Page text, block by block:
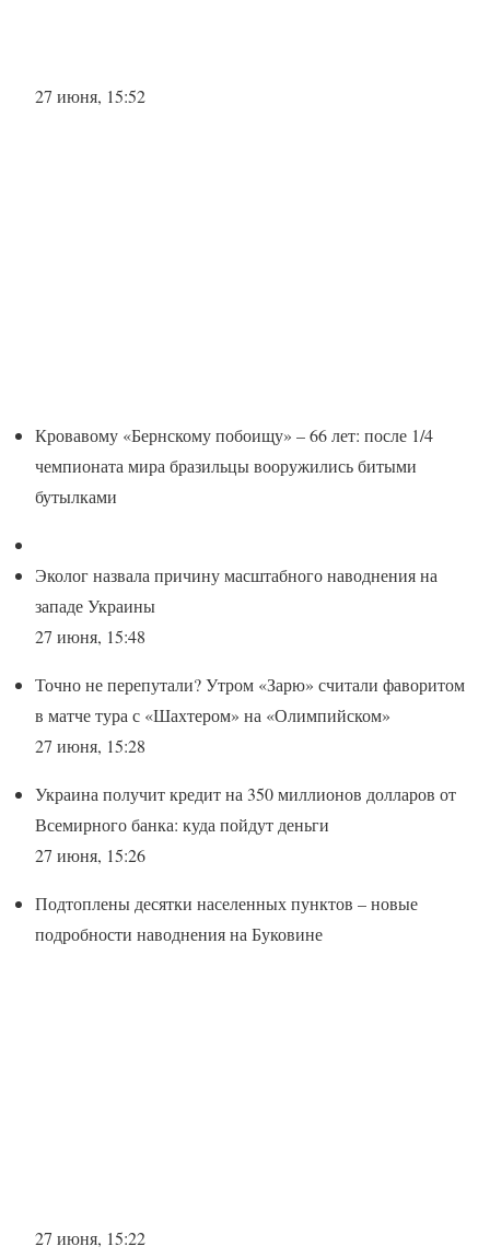
27 июня, 15:52
Кровавому «Бернскому побоищу» – 66 лет: после 1/4
чемпионата мира бразильцы вооружились битыми
бутылками
Эколог назвала причину масштабного наводнения на
западе Украины
27 июня, 15:48
Точно не перепутали? Утром «Зарю» считали фаворитом
в матче тура с «Шахтером» на «Олимпийском»
27 июня, 15:28
Украина получит кредит на 350 миллионов долларов от
Всемирного банка: куда пойдут деньги
27 июня, 15:26
Подтоплены десятки населенных пунктов – новые
подробности наводнения на Буковине
27 июня, 15:22